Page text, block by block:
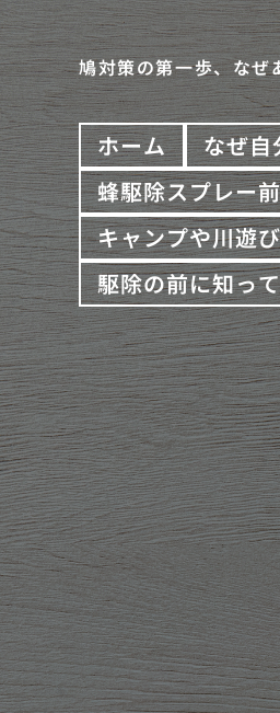
鳩対策の第一歩、なぜ
ホーム
なぜ自
蜂駆除スプレー
キャンプや川遊
駆除の前に知っ